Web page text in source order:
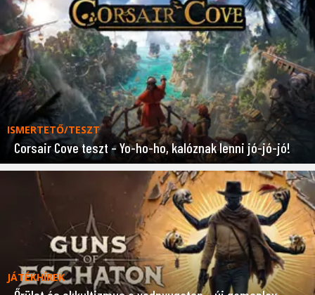
ISMERTETŐ/TESZT
Corsair Cove teszt – Yo-ho-ho, kalóznak lenni jó-jó-jó!
JÁTÉKHÍREK